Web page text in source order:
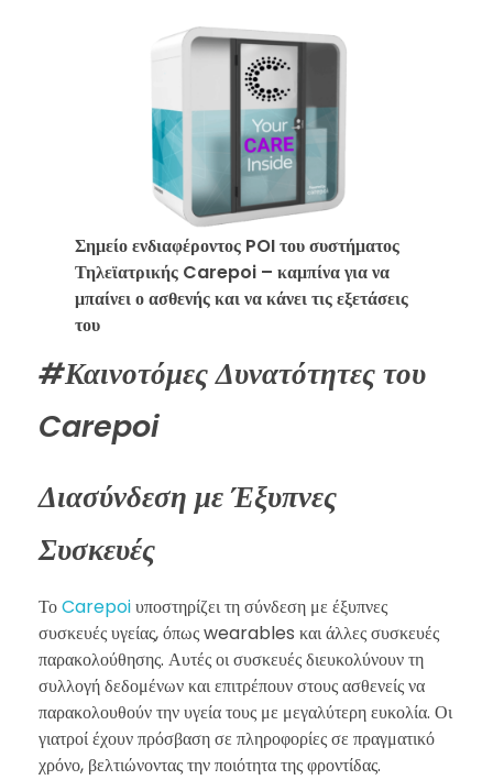
Σημείο ενδιαφέροντος POI του συστήματος
Τηλεϊατρικής Carepoi – καμπίνα για να
μπαίνει ο ασθενής και να κάνει τις εξετάσεις
του
#Καινοτόμες Δυνατότητες του
Carepoi
Διασύνδεση με Έξυπνες
Συσκευές
ΤοCarepoiυποστηρίζει τη σύνδεση με έξυπνες
συσκευές υγείας, όπως wearables και άλλες συσκευές
παρακολούθησης. Αυτές οι συσκευές διευκολύνουν τη
συλλογή δεδομένων και επιτρέπουν στους ασθενείς να
παρακολουθούν την υγεία τους με μεγαλύτερη ευκολία. Οι
γιατροί έχουν πρόσβαση σε πληροφορίες σε πραγματικό
χρόνο, βελτιώνοντας την ποιότητα της φροντίδας.